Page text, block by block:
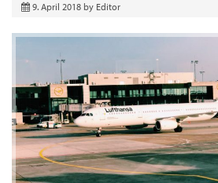
9. April 2018 by Editor